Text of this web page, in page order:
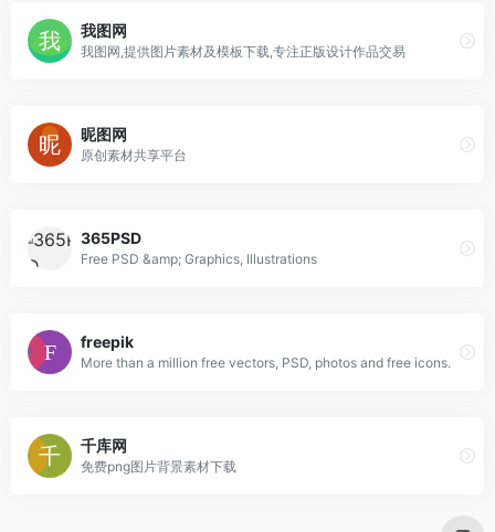
我图网
我图网,提供图片素材及模板下载,专注正版设计作品交易
昵图网
原创素材共享平台
365PSD
Free PSD &amp; Graphics, Illustrations
freepik
More than a million free vectors, PSD, photos and free icons.
千库网
免费png图片背景素材下载